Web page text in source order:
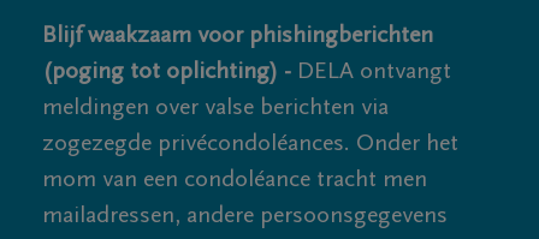
Blijf waakzaam voor phishingberichten
(poging tot oplichting) - DELA ontvangt
meldingen over valse berichten via
zogezegde privécondoléances. Onder het
mom van een condoléance tracht men
mailadressen, andere persoonsgegevens